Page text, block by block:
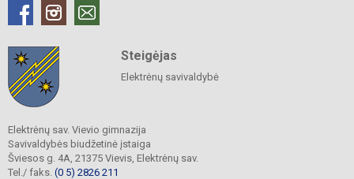
Steigėjas
Elektrėnų savivaldybė
Elektrėnų sav. Vievio gimnazija
Savivaldybės biudžetinė įstaiga
Šviesos g. 4A, 21375 Vievis, Elektrėnų sav.
Tel./ faks. (0 5) 2826 211